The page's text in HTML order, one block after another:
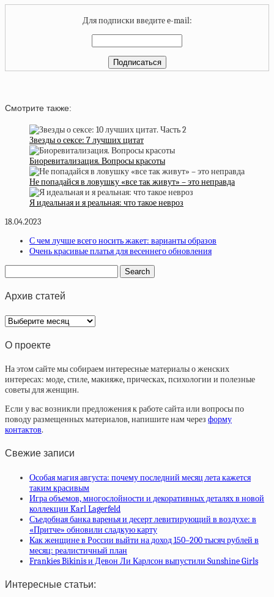
Для подписки введите e-mail:
Смотрите также:
Звезды о сексе: 7 лучших цитат
Биоревитализация. Вопросы красоты
Не попадайся в ловушку «все так живут» – это неправда
Я идеальная и я реальная: что такое невроз
18.04.2023
С чем лучше всего носить жакет: варианты образов
Очень красивые платья для весеннего обновления
Архив статей
Архив
статей
О проекте
На этом сайте мы собираем интересные материалы о женских
интересах: моде, стиле, макияже, прическах, психологии и полезные
советы для женщин.
Если у вас возникли предложения к работе сайта или вопросы по
поводу размещенных материалов, напишите нам через форму
контактов.
Свежие записи
Особая магия августа: почему последний месяц лета кажется
таким красивым
Игра объемов, многослойности и декоративных деталях в новой
коллекции Karl Lagerfeld
Съедобная банка варенья и десерт левитирующий в воздухе: в
«Притче» обновили сладкую карту
Как женщине в России выйти на доход 150–200 тысяч рублей в
месяц: реалистичный план
Frankies Bikinis и Девон Ли Карлсон выпустили Sunshine Girls
Интересные статьи: